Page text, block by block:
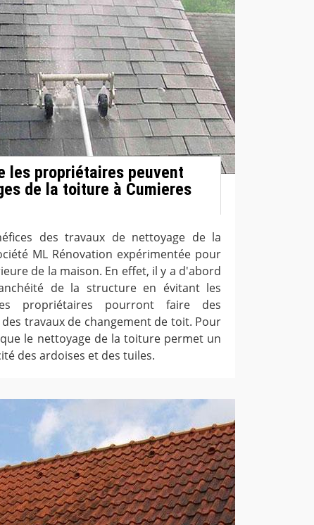
les propriétaires peuvent
de la toiture à Cumieres
des travaux de nettoyage de la
ML Rénovation expérimentée pour
de la maison. En effet, il y a d'abord
de la structure en évitant les
propriétaires pourront faire des
travaux de changement de toit. Pour
le nettoyage de la toiture permet un
des ardoises et des tuiles.